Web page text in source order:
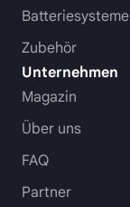
Batteriesysteme
Zubehör
Unternehmen
Magazin
Über uns
FAQ
Partner